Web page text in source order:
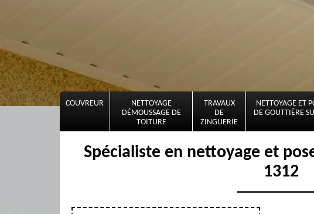
COUVREUR
NETTOYAGE
DÉMOUSSAGE DE
TOITURE
TRAVAUX
DE
ZINGUERIE
NETTOYAGE ET
DE GOUTTIÈRE
Spécialiste en nettoyage et
1312